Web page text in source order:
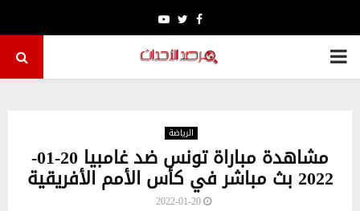
Facebook
Twitter
Youtube
PRIMARY
الرياضة
مشاهدة مباراة تونس ضد غامبيا 20-01-
2022 بث مباشر في كأس الأمم الأفريقية
2022-01-20